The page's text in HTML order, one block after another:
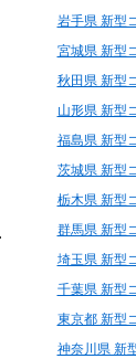
岩手県 新型
宮城県 新型
秋田県 新型
山形県 新型
福島県 新型
茨城県 新型
栃木県 新型
群馬県 新型
埼玉県 新型
千葉県 新型
東京都 新型
神奈川県 新